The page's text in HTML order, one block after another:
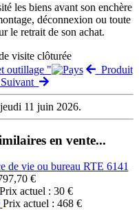
les biens avant son enchère
déconnexion ou toute
le retrait de son achat.
visite clôturée
outillage "
Produit
11 juin 2026.
en vente...
€
Prix actuel : 30 €
Prix actuel : 468 €